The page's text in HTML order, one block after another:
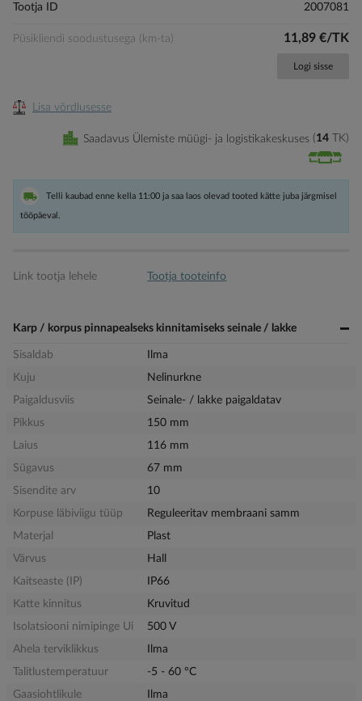
Tootja ID
2007081
Püsikliendi soodustusega (km-ta) 11,89 €/TK
Logi sisse
Lisa võrdlusesse
Saadavus Ülemiste müügi- ja logistikakeskuses 14 TK
Telli kaubad enne kella 11:00 ja saa laos olevad tooted kätte juba järgmisel
tööpäeval.
Link tootja lehele Tootja tooteinfo
Karp / korpus pinnapealseks kinnitamiseks seinale / lakke
Sisaldab
Ilma
Kuju
Nelinurkne
Paigaldusviis
Seinale- / lakke paigaldatav
Pikkus
150 mm
Laius
116 mm
Sügavus
67 mm
Sisendite arv
10
Korpuse läbiviigu tüüp
Reguleeritav membraani samm
Materjal
Plast
Värvus
Hall
Kaitseaste (IP)
IP66
Katte kinnitus
Kruvitud
Isolatsiooni nimipinge Ui
500 V
Ahela terviklikkus
Ilma
Talitlustemperatuur
-5 - 60 °C
Gaasiohtlikule
Ilma